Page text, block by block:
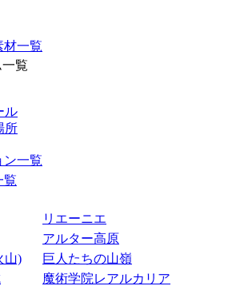
材一覧
覧
ル
所
ン一覧
覧
リエーニエ
アルター高原
山)
巨人たちの山嶺
魔術学院レアルカリア